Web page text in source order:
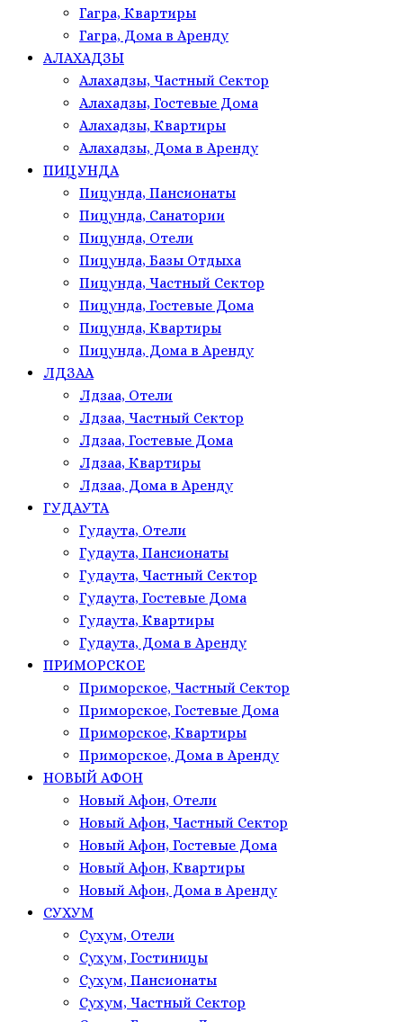
Гагра, Квартиры
Гагра, Дома в Аренду
АЛАХАДЗЫ
Алахадзы, Частный Сектор
Алахадзы, Гостевые Дома
Алахадзы, Квартиры
Алахадзы, Дома в Аренду
ПИЦУНДА
Пицунда, Пансионаты
Пицунда, Санатории
Пицунда, Отели
Пицунда, Базы Отдыха
Пицунда, Частный Сектор
Пицунда, Гостевые Дома
Пицунда, Квартиры
Пицунда, Дома в Аренду
ЛДЗАА
Лдзаа, Отели
Лдзаа, Частный Сектор
Лдзаа, Гостевые Дома
Лдзаа, Квартиры
Лдзаа, Дома в Аренду
ГУДАУТА
Гудаута, Отели
Гудаута, Пансионаты
Гудаута, Частный Сектор
Гудаута, Гостевые Дома
Гудаута, Квартиры
Гудаута, Дома в Аренду
ПРИМОРСКОЕ
Приморское, Частный Сектор
Приморское, Гостевые Дома
Приморское, Квартиры
Приморское, Дома в Аренду
НОВЫЙ АФОН
Новый Афон, Отели
Новый Афон, Частный Сектор
Новый Афон, Гостевые Дома
Новый Афон, Квартиры
Новый Афон, Дома в Аренду
СУХУМ
Сухум, Отели
Сухум, Гостиницы
Сухум, Пансионаты
Сухум, Частный Сектор